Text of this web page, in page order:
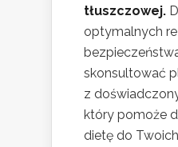
tłuszczowej.
optymalnych
skonsultować
z
który pomoże
dietę do